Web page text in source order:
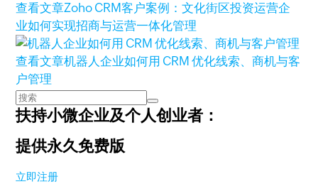
查看文章Zoho CRM客户案例：文化街区投资运营企
业如何实现招商与运营一体化管理
查看文章机器人企业如何用 CRM 优化线索、商机与客
户管理
扶持小微企业及个人创业者：
提供永久免费版
立即注册